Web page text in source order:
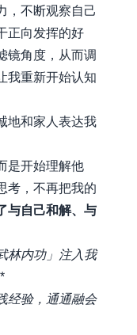
，不断观察自己
正向发挥的好
镜角度，从而调
我重新开始认知
地和家人表达我
是开始理解他
考，不再把我的
与自己和解、与
林内功」注入我
经验，通通融会